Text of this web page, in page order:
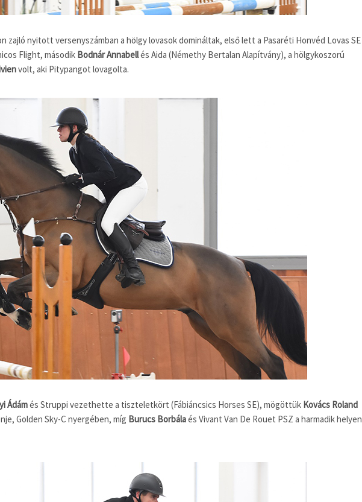
zajló nyitott versenyszámban a hölgy lovasok domináltak, első lett a Pasaréti Honvéd Lovas SE
Flight, második Bodnár Annabellés Aida (Némethy Bertalan Alapítvány), a hölgykoszorú
volt, aki Pitypangot lovagolta.
Ádámés Struppi vezethette a tiszteletkört (Fábiáncsics Horses SE), mögöttük Kovács Roland
Golden Sky-C nyergében, míg Burucs Borbálaés Vivant Van De Rouet PSZ a harmadik helyen